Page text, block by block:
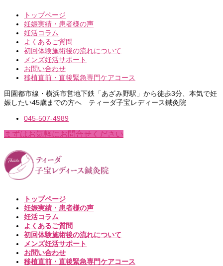
トップページ
妊娠実績・患者様の声
妊活コラム
よくあるご質問
初回体験施術後の流れについて
メンズ妊活サポート
お問い合わせ
移植直前・直後緊急専門ケアコース
田園都市線・横浜市営地下鉄「あざみ野駅」から徒歩3分、本気で妊
娠したい45歳までの方へ ティーダ子宝レディース鍼灸院
045-507-4989
まずはお気軽にお問合せください
トップページ
妊娠実績・患者様の声
妊活コラム
よくあるご質問
初回体験施術後の流れについて
メンズ妊活サポート
お問い合わせ
移植直前・直後緊急専門ケアコース